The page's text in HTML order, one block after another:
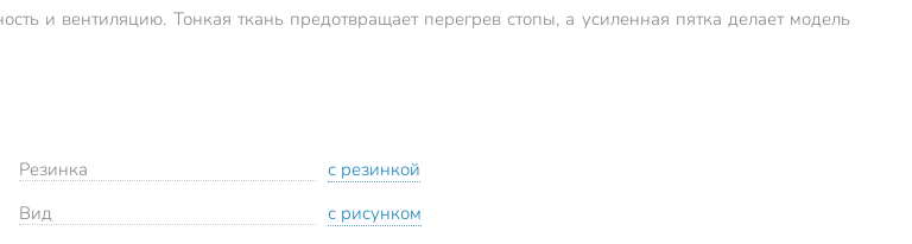
и вентиляцию. Тонкая ткань предотвращает перегрев стопы, а усиленная пятка делает модель
Резинка
с резинкой
Вид
с рисунком